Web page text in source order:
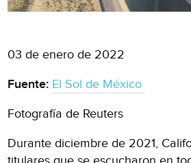
03 de enero de 2022
Fuente: El Sol de México
Fotografía de Reuters
Durante diciembre de 2021,